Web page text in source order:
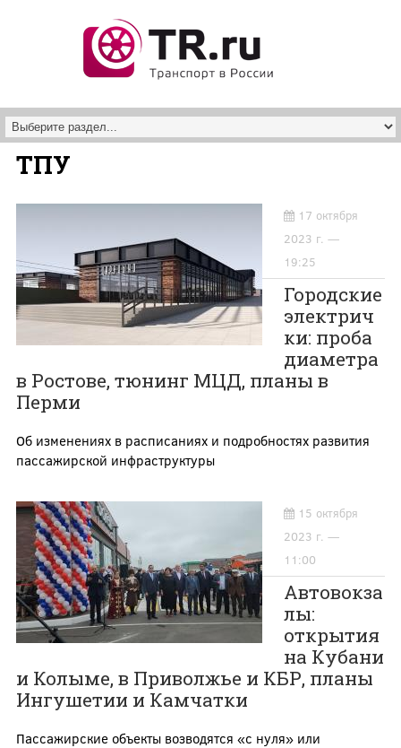
ТПУ
17 октября
2023 г. —
19:25
Городские
электрич
ки: проба
диаметра
в Ростове, тюнинг МЦД, планы в
Перми
Об изменениях в расписаниях и подробностях развития
пассажирской инфраструктуры
15 октября
2023 г. —
11:00
Автовокза
лы:
открытия
на Кубани
и Колыме, в Приволжье и КБР, планы
Ингушетии и Камчатки
Пассажирские объекты возводятся «с нуля» или